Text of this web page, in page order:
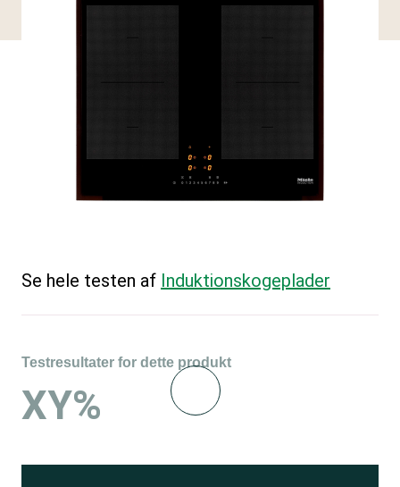
Se hele testen af Induktions­kogeplader
Testresultater for dette produkt
XY%